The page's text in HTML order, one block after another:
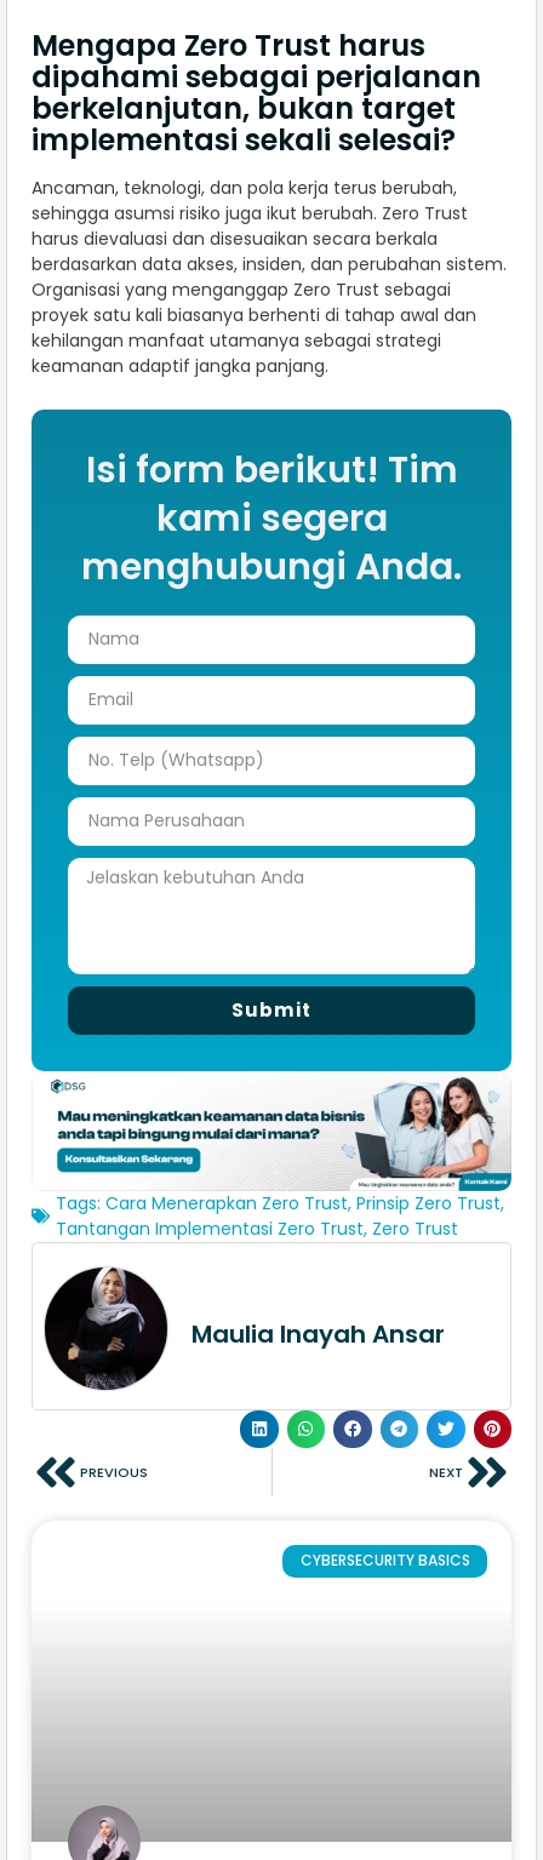
Mengapa Zero Trust harus
dipahami sebagai perjalanan
berkelanjutan, bukan target
implementasi sekali selesai?
Ancaman, teknologi, dan pola kerja terus berubah,
sehingga asumsi risiko juga ikut berubah. Zero Trust
harus dievaluasi dan disesuaikan secara berkala
berdasarkan data akses, insiden, dan perubahan sistem.
Organisasi yang menganggap Zero Trust sebagai
proyek satu kali biasanya berhenti di tahap awal dan
kehilangan manfaat utamanya sebagai strategi
keamanan adaptif jangka panjang.
Isi form berikut! Tim
kami segera
menghubungi Anda.
Submit
Tags: Cara Menerapkan Zero Trust, Prinsip Zero Trust,
Tantangan Implementasi Zero Trust, Zero Trust
Maulia Inayah Ansar
PREVIOUS NEXT
CYBERSECURITY BASICS